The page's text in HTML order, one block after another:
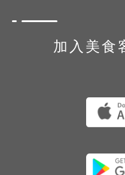
加入美食